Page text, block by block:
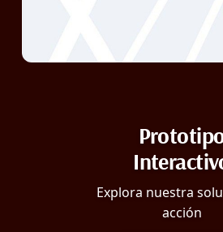
Explora nuestra
acción